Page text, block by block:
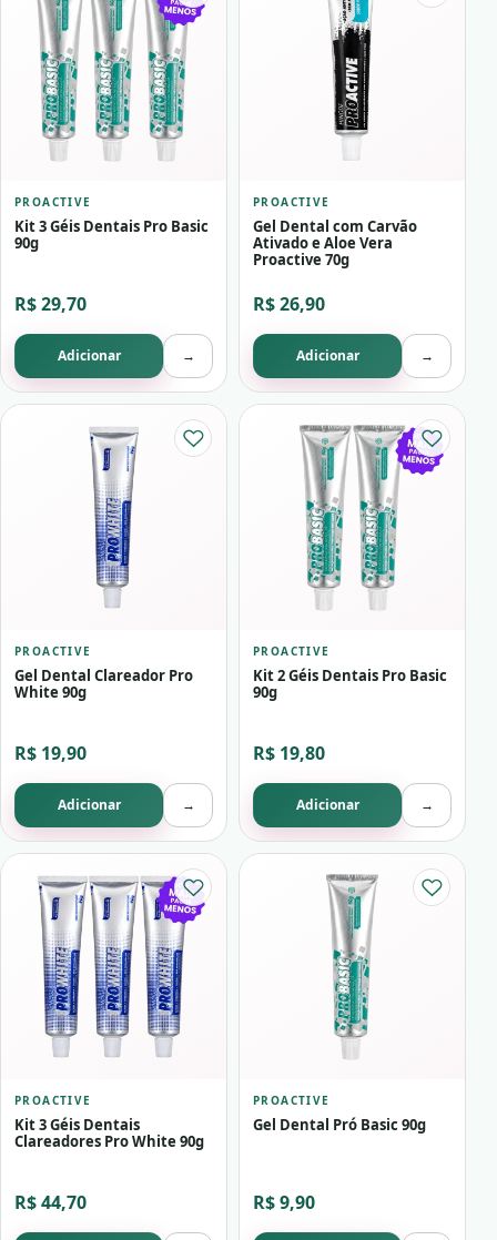
PROACTIVE
Kit 3 Géis Dentais Pro Basic
90g
R$ 29,70
Adicionar →
PROACTIVE
Gel Dental com Carvão
Ativado e Aloe Vera
Proactive 70g
R$ 26,90
Adicionar →
PROACTIVE
Gel Dental Clareador Pro
White 90g
R$ 19,90
Adicionar →
PROACTIVE
Kit 2 Géis Dentais Pro Basic
90g
R$ 19,80
Adicionar →
PROACTIVE
Kit 3 Géis Dentais
Clareadores Pro White 90g
R$ 44,70
PROACTIVE
Gel Dental Pró Basic 90g
R$ 9,90